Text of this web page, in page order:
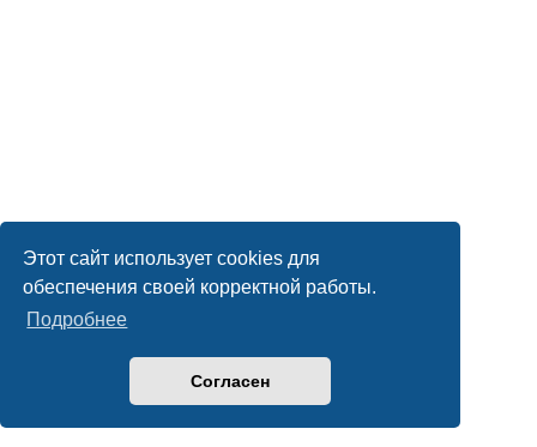
Этот сайт использует cookies для
обеспечения своей корректной работы.
Подробнее
Согласен